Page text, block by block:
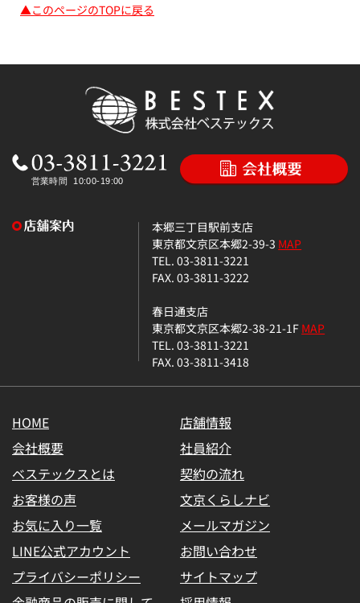
▲このページのTOPに戻る
本郷三丁目駅前支店
東京都文京区本郷2-39-3 MAP
TEL. 03-3811-3221
FAX. 03-3811-3222
春日通支店
東京都文京区本郷2-38-21-1FMAP
TEL. 03-3811-3221
FAX. 03-3811-3418
HOME
店舗情報
会社概要
社員紹介
ベステックスとは
契約の流れ
お客様の声
文京くらしナビ
お気に入り一覧
メールマガジン
LINE公式アカウント
お問い合わせ
プライバシーポリシー
サイトマップ